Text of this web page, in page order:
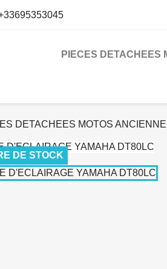
PIECES DETACHEES
DETACHEES MOTOS
DE STOCK